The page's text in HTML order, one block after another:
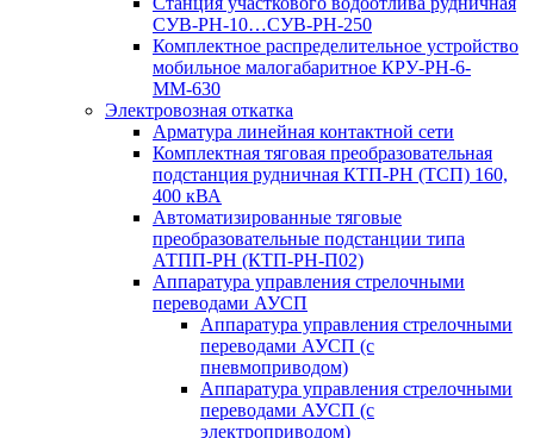
СУВ-РН-10…СУВ-РН-250
Комплектное распределительное устройство
мобильное малогабаритное КРУ-РН-6-
ММ-630
Электровозная откатка
Арматура линейная контактной сети
Комплектная тяговая преобразовательная
подстанция рудничная КТП-РН (ТСП) 160,
400 кВА
Автоматизированные тяговые
преобразовательные подстанции типа
АТПП-РН (КТП-РН-П02)
Аппаратура управления стрелочными
переводами АУСП
Аппаратура управления стрелочными
переводами АУСП (с
пневмоприводом)
Аппаратура управления стрелочными
переводами АУСП (с
электроприводом)